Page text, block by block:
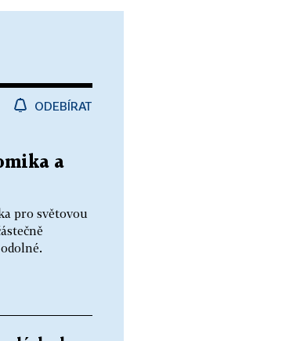
ODEBÍRAT
a
pro světovou